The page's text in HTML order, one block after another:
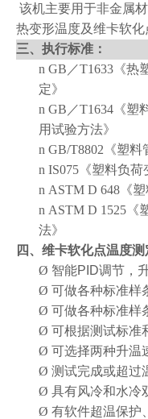
该机主要用于非金属
热变形温度及维卡软化
三、 执行标准：
n GB／T1633《热
定》
n GB／T1634《塑
用试验方法》
n GB/T8802《塑料
n IS075《塑料负荷
n ASTM D 648《塑
n ASTM D 1525《
法》
四、 维卡软化点温度
Ø 智能PID调节，
Ø 可做各种标准样
Ø 可做各种标准样
Ø 可根据测试标准
Ø 可选择两种升温
Ø 测试完成或超过
Ø 具有风冷和水冷
Ø 有软件超温保护